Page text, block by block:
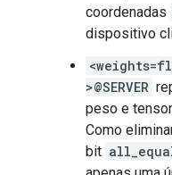
coordenadas
dispositivo
>@SERVER
peso e
Como
bit